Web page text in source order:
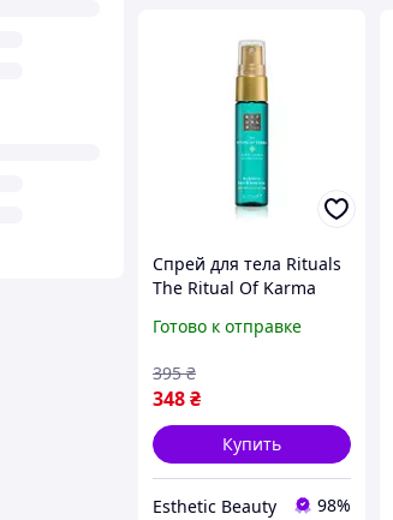
Спрей для тела Rituals
The Ritual Of Karma
Готово к отправке
348₴
395 ₴
Купить
Esthetic Beauty 98%